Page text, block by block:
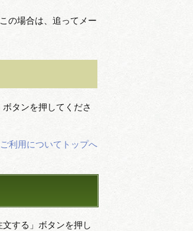
の場合は、追ってメー
タンを押してくださ
ご利用についてトップへ
する」ボタンを押し